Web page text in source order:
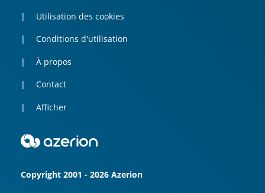
Utilisation des cookies
Conditions d'utilisation
À propos
Contact
Afficher
Copyright 2001 - 2026 Azerion